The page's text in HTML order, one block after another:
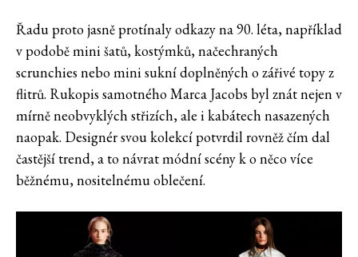
Řadu proto jasně protínaly odkazy na 90. léta, například
v podobě mini šatů, kostýmků, načechraných
scrunchies nebo mini sukní doplněných o zářivé topy z
flitrů. Rukopis samotného Marca Jacobs byl znát nejen v
mírně neobvyklých střizích, ale i kabátech nasazených
naopak. Designér svou kolekcí potvrdil rovněž čím dal
častější trend, a to návrat módní scény k o něco více
běžnému, nositelnému oblečení.